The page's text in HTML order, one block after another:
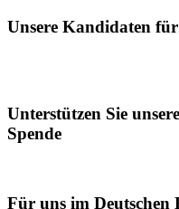
Unsere Kandidaten
Unterstützen Sie
Spende
Für uns im Deutschen